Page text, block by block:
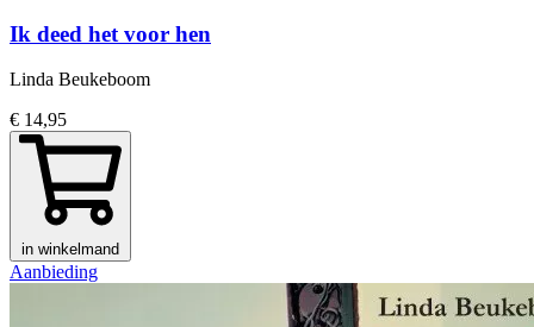
Ik deed het voor hen
Linda Beukeboom
€ 14,95
in winkelmand
Aanbieding